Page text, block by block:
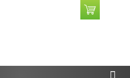
Nákupní
košík